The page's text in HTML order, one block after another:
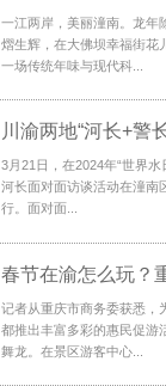
一江两岸，美丽潼南。龙年
熠生辉，在大佛坝幸福街花
一场传统年味与现代科...
3月21日，在2024年“世界水
河长面对面访谈活动在潼南
行。面对面...
记者从重庆市商务委获悉，
都推出丰富多彩的惠民促游
舞龙。在景区游客中心...